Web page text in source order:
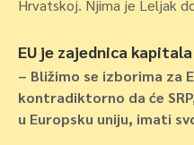
Hrvatskoj. Njima je Leljak
EU je zajednica kapitala
– Bližimo se izborima za
kontradiktorno da će
u Europsku uniju, imati